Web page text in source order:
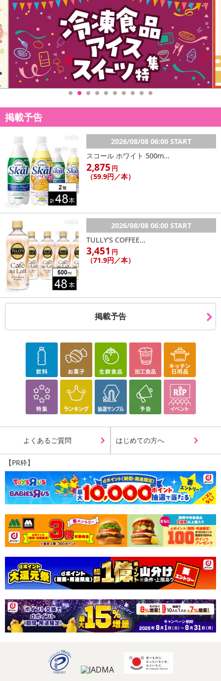
【お支払いについて】
※送料はお試し費用に含まれております。
※d払い、PayPay、au PAY、au PAY（auかんたん決済）、ソフトバ
ンクまとめて支払い、楽天ペイ、メルペイ、AEON Pay、Amazon
Payでお支払いの場合、決済のため外部サイトへ遷移します。
※予約商品は決済手段ごとに定められた決済期限日にお支払いを完
了することがございます。ご了承いただいたうえでお申し込みくだ
さい。
発送日カレンダー
休業日
■その他共通および商品カテゴリー別注意事項（※必ずご確認くだ
さい）
こちらの情報は
掲載予告
2026/08/08 06:00 START
スコール ホワイト 500m...
2,875 円
（59.9円／本）
2026/08/08 06:00 START
TULLY’S COFFEE...
3,451 円
（71.9円／本）
掲載予告
よくあるご質問 はじめての方へ
【PR枠】